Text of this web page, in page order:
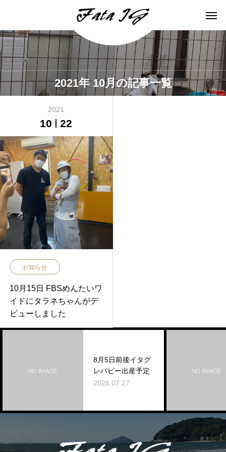
2021年 10月の記事一覧
2021
10 22
お知らせ
10月15日 FBSめんたいワ
イドにタラネちゃんがデ
ビューしました
8月5日前後イタグ
レパピー出産予定
2026.07.27